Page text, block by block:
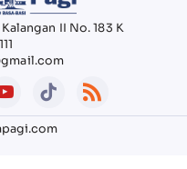
II No. 183 K